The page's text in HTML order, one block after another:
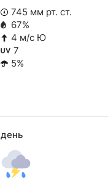
745 мм рт. ст.
67%
4 м/с Ю
7
5%
день